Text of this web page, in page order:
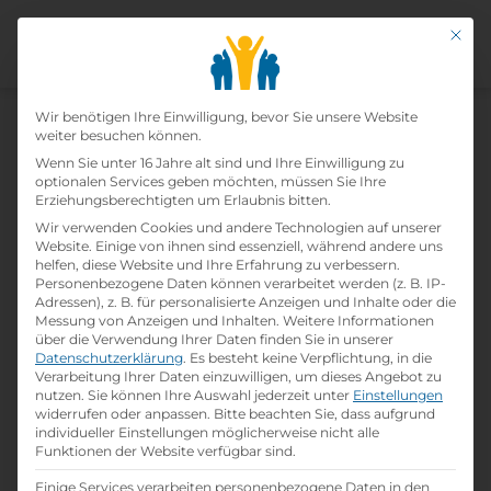
RNG und
Gewinnwahrscheinlichkeiten:
Warum jede Runde unabhängig
ist
calendar_month11. November 2025 folderAllgemein
personLehrlingsportal.at
Mit
Datenschutz-
Wir benötigen Ihre Einwilligung, bevor Sie unsere Website
weiter besuchen können.
Wenn Sie unter 16 Jahre alt sind und Ihre Einwilligung zu
optionalen Services geben möchten, müssen Sie Ihre
Erziehungsberechtigten um Erlaubnis bitten.
Wir verwenden Cookies und andere Technologien auf unserer
Website. Einige von ihnen sind essenziell, während andere uns
helfen, diese Website und Ihre Erfahrung zu verbessern.
Personenbezogene Daten können verarbeitet werden (z. B. IP-
Adressen), z. B. für personalisierte Anzeigen und Inhalte oder die
Messung von Anzeigen und Inhalten. Weitere Informationen
über die Verwendung Ihrer Daten finden Sie in unserer
Datenschutzerklärung. Es besteht keine Verpflichtung, in die
Verarbeitung Ihrer Daten einzuwilligen, um dieses Angebot zu
nutzen. Sie können Ihre Auswahl jederzeit unter Einstellungen
widerrufen oder anpassen. Bitte beachten Sie, dass aufgrund
individueller Einstellungen möglicherweise nicht alle
Funktionen der Website verfügbar sind.
Einige Services verarbeiten personenbezogene Daten in den